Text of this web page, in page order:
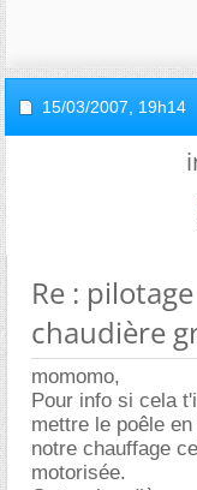
15/03/2007, 19h14
Re :
chaudière
momomo,
Pour info si cela
mettre le poêle
notre chauffage
motorisée.